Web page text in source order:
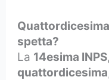
spetta?
La 14esima INPS
quattordicesima